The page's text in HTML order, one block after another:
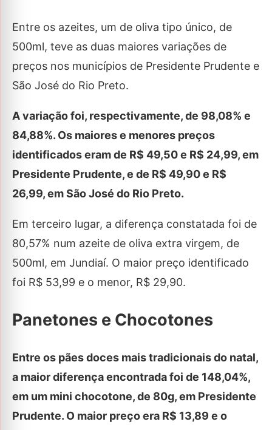
Entre os azeites, um de oliva tipo único, de
500ml, teve as duas maiores variações de
preços nos municípios de Presidente Prudente e
São José do Rio Preto.
A variação foi, respectivamente, de 98,08% e
84,88%. Os maiores e menores preços
identificados eram de R$ 49,50 e R$ 24,99, em
Presidente Prudente, e de R$ 49,90 e R$
26,99, em São José do Rio Preto.
Em terceiro lugar, a diferença constatada foi de
80,57% num azeite de oliva extra virgem, de
500ml, em Jundiaí. O maior preço identificado
foi R$ 53,99 e o menor, R$ 29,90.
Panetones e Chocotones
Entre os pães doces mais tradicionais do natal,
a maior diferença encontrada foi de 148,04%,
em um mini chocotone, de 80g, em Presidente
Prudente. O maior preço era R$ 13,89 e o